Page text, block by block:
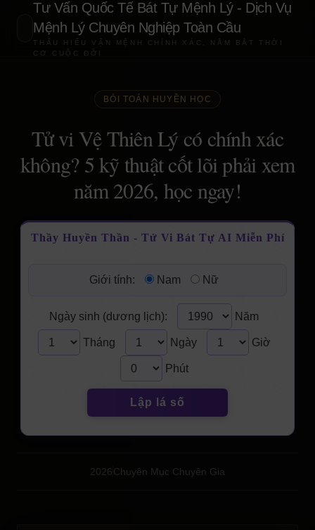
Tư Vấn Quốc Tế Bát Tự Mệnh Lý - Dịch Vụ
Mệnh Lý Chuyên Nghiệp Toàn Cầu
THẤU HIỂU VẬN MỆNH CHÍNH XÁC, NẮM BẮT THỜI
CƠ CUỘC ĐỜI
BÓI TOÁN HUYỀN HỌC
Tử vi Vệ Thiên Lý có chính xác
không? 5 kỹ thuật cốt lõi phải xem
năm 2026, học ngay!
Thầy Huyền Thần - Tử Vi Bát Tự AI Miễn Phí
Giới tính: Nam Nữ
Ngày sinh (dương lịch): Năm
Tháng Ngày Giờ
Phút
Lập lá số
2026Chuyên Mục Chuyên Gia